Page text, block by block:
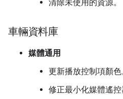
清除未使用的資源。
車輛資料庫
媒體通用
更新播放控制項顏色
修正最小化媒體遙控